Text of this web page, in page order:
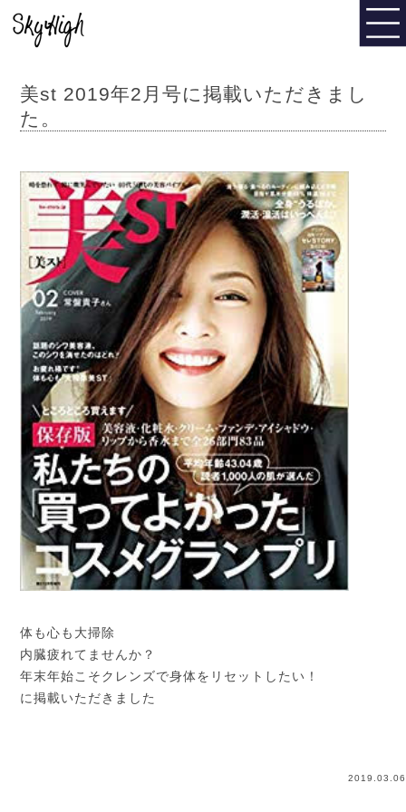
美st 2019年2月号に掲載いただきまし
た。
体も心も大掃除
内臓疲れてませんか？
年末年始こそクレンズで身体をリセットしたい！
に掲載いただきました
2019.03.06